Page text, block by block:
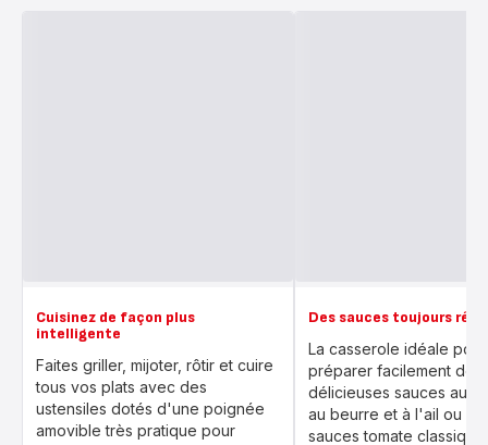
Cuisinez de façon plus
intelligente
Faites griller, mijoter, rôtir et cuire
tous vos plats avec des
ustensiles dotés d'une poignée
amovible très pratique pour
Des sauces toujours
La casserole idéale pour
préparer facilement de
délicieuses sauces au
au beurre et à l'ail ou
sauces tomate